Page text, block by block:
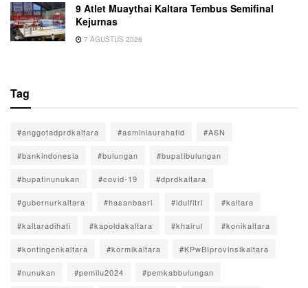
9 Atlet Muaythai Kaltara Tembus Semifinal
Kejurnas
7 AGUSTUS 2026
Tag
#anggotadprdkaltara #asminlaurahafid #ASN
#bankindonesia #bulungan #bupatibulungan
#bupatinunukan #covid-19 #dprdkaltara
#gubernurkaltara #hasanbasri #idulfitri #kaltara
#kaltaradihati #kapoldakaltara #khairul #konikaltara
#kontingenkaltara #kormikaltara #KPwBIprovinsikaltara
#nunukan #pemilu2024 #pemkabbulungan